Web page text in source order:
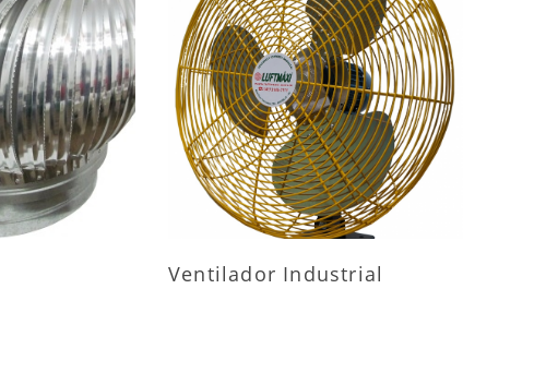
MAIS INFORMAÇÕES
Ventilador Industrial